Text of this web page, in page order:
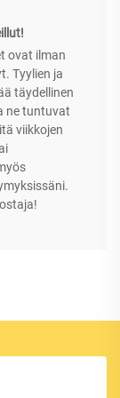
ovat ilman
Tyylien ja
täydellinen
ne tuntuvat
viikkojen